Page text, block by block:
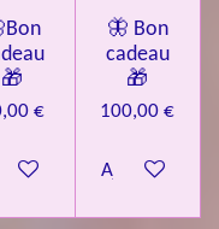
🎁
€
au panier
🦋 Bon
cadeau
🎁
100,00 €
Ajouter au